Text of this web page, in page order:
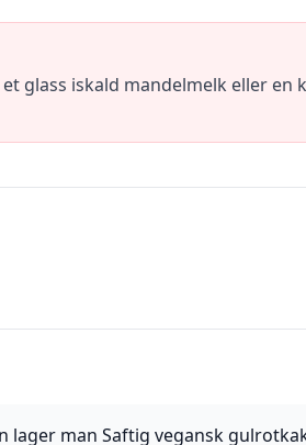
glass iskald mandelmelk eller
lager man Saftig vegansk